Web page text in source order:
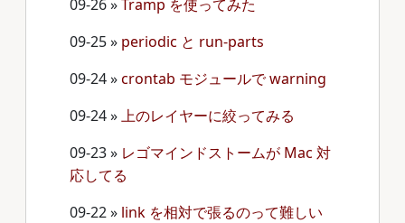
09-26»Tramp を使ってみた
09-25» periodic と run-parts
09-24»crontab モジュールで warning
09-24»上のレイヤーに絞ってみる
09-23» レゴマインドストームが Mac 対
応してる
09-22» link を相対で張るのって難しい